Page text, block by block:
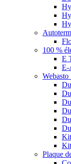
100 %
E
E-
Plaque